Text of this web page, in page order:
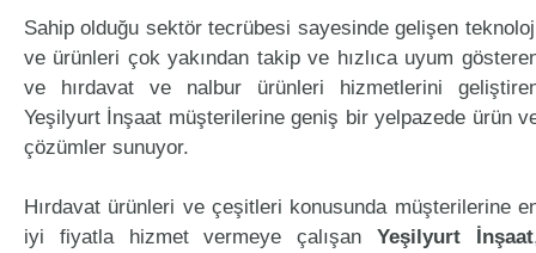
Sahip olduğu sektör tecrübesi sayesinde gelişen
ve ürünleri çok yakından takip ve hızlıca uyum
ve hırdavat ve nalbur ürünleri hizmetlerini
Yeşilyurt İnşaat müşterilerine geniş bir yelpazede ürün
çözümler sunuyor.
Hırdavat ürünleri ve çeşitleri konusunda müşterilerine
iyi fiyatla hizmet vermeye çalışanYeşilyurt İnşaat